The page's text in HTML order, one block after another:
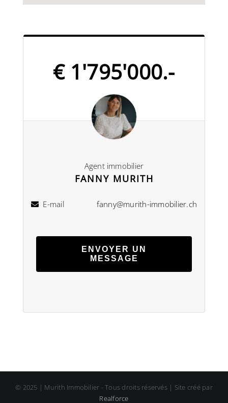
€ 1'795'000.-
Agent immobilier
FANNY MURITH
E-mail fanny@murith-immobilier.ch
ENVOYER UN
MESSAGE
© 2025 | Murith Immobilier - Tous droits réservés | Site créé par
Realforce